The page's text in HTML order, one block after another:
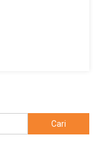
untuk: